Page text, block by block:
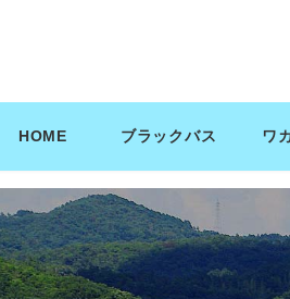
HOME ブラックバス ワ